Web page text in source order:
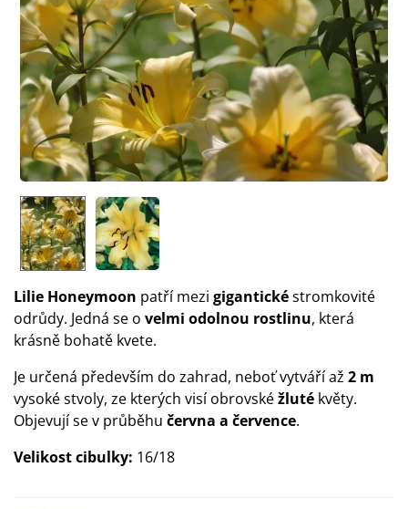
Lilie Honeymoon patří mezi gigantickéstromkovité
odrůdy. Jedná se o velmi odolnou rostlinu, která
krásně bohatě kvete.
Je určená především do zahrad, neboť vytváří až 2 m
vysoké stvoly, ze kterých visí obrovskéžluté květy.
Objevují se v průběhu června a července.
Velikost cibulky: 16/18